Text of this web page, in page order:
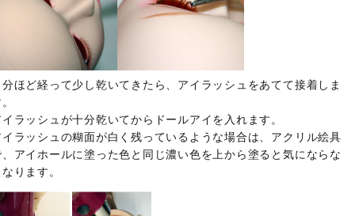
分ほど経って少し乾いてきたら、アイラッシュをあてて接着しま
ラッシュが十分乾いてからドールアイを入れます。
イラッシュの糊面が白く残っているような場合は、アクリル絵具
、アイホールに塗った色と同じ濃い色を上から塗ると気にならな
ります。